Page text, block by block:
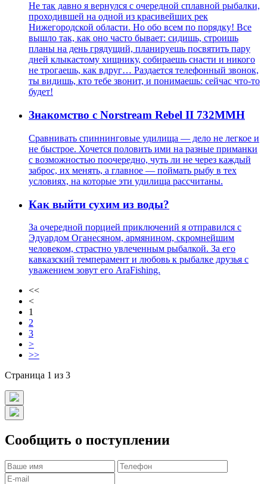
Не так давно я вернулся с очередной сплавной рыбалки,
проходившей на одной из красивейших рек
Нижегородской области. Но обо всем по порядку! Все
вышло так, как оно часто бывает: сидишь, строишь
планы на день грядущий, планируешь посвятить пару
дней клыкастому хищнику, собираешь снасти и никого
не трогаешь, как вдруг… Раздается телефонный звонок,
ты видишь, кто тебе звонит, и понимаешь: сейчас что-то
будет!
Знакомство с Norstream Rebel II 732MMH
Сравнивать спиннинговые удилища — дело не легкое и
не быстрое. Хочется половить ими на разные приманки
с возможностью поочередно, чуть ли не через каждый
заброс, их менять, а главное — поймать рыбу в тех
условиях, на которые эти удилища рассчитаны.
Как выйти сухим из воды?
За очередной порцией приключений я отправился с
Эдуардом Оганесяном, армянином, скромнейшим
человеком, страстно увлеченным рыбалкой. За его
кавказский темперамент и любовь к рыбалке друзья с
уважением зовут его AraFishing.
<<
<
1
2
3
>
>>
Страница 1 из 3
Сообщить о поступлении